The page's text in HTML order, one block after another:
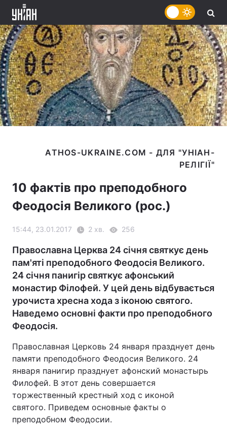
ATHOS-UKRAINE.COM - ДЛЯ "УНІАН-
10 фактів про преподобного
Феодосія Великого (рос.)
15:44, 23.01.2017 2 хв. 256
Православна Церква 24 січня святкує день
пам'яті преподобного Феодосія Великого.
24 січня панигір святкує афонський
монастир Філофей. У цей день відбувається
урочиста хресна хода з іконою святого.
Наведемо основні факти про преподобного
Феодосія.
Православная Церковь 24 января празднует день
памяти преподобного Феодосия Великого. 24
января панигир празднует афонский монастырь
Филофей. В этот день совершается
торжественный крестный ход с иконой
святого. Приведем основные факты о
преподобном Феодосии.